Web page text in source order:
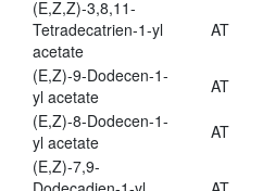
(E,Z,Z)-3,8,11-
Tetradecatrien-1-yl
acetate
AT
(E,Z)-9-Dodecen-1-
yl acetate
AT
(E,Z)-8-Dodecen-1-
yl acetate
AT
(E,Z)-7,9-